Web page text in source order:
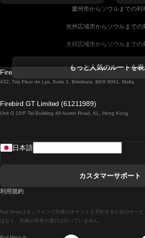
慶州市からソウルまでの列
光州広域市からソウルまでの
大邱広域市からソウルまでの
ダブリンからゴールウェイまで
ローマからナポリまでの列車
マドリードからセビリアまでの
もっと人気のルートを
Firebird GT Limited (OC 1451)
432, Triq Fleur de Lys, Suite 1, Birkirkara, BKR 9061, Malta
Firebird GT Limited (61211989)
Unit G 15/F Tal Building 49 Austin Road, KL, Hong Kong
Rail Ninjaはオンラインで列車のチケットを予約するためのサー
はなく、列車の所有や運行は行っていません。
日本語
カスタマーサポート
利用規約